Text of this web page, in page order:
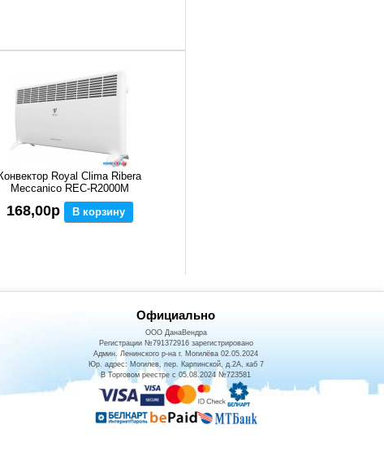
Конвектор Royal Clima Ribera
Meccanico REC-R2000M
168,00р В корзину
Официально
ООО ДанаВендра
Регистрации №791372916 зарегистрировано
Админ. Ленинского р-на г. Могилёва 02.05.2024
Юр. адрес: Могилев, пер. Карпинской, д.2А, каб 7
В Торговом реестре с 05.08.2024 №723581